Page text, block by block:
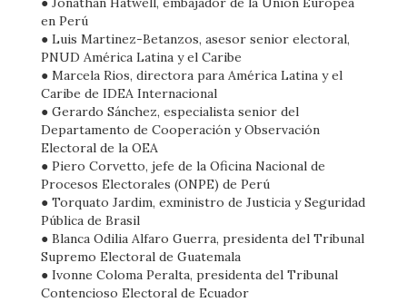
en Perú
● Luis Martinez-Betanzos, asesor senior electoral,
PNUD América Latina y el Caribe
● Marcela Rios, directora para América Latina y el
Caribe de IDEA Internacional
● Gerardo Sánchez, especialista senior del
Departamento de Cooperación y Observación
Electoral de la OEA
● Piero Corvetto, jefe de la Oficina Nacional de
Procesos Electorales (ONPE) de Perú
● Torquato Jardim, exministro de Justicia y Seguridad
Pública de Brasil
● Blanca Odilia Alfaro Guerra, presidenta del Tribunal
Supremo Electoral de Guatemala
● Ivonne Coloma Peralta, presidenta del Tribunal
Contencioso Electoral de Ecuador